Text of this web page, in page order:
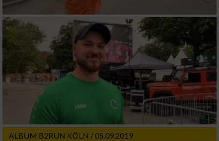
ALBUM B2RUN KÖLN / 05.09.2019